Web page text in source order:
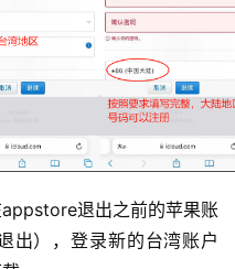
退出之前的苹果账
出），登录新的台湾账户